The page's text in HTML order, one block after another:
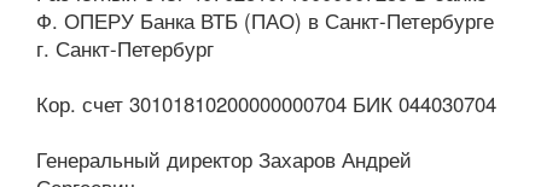
Ф. ОПЕРУ Банка ВТБ (ПАО) в Санкт-Петербурге
г. Санкт-Петербург
Кор. счет 30101810200000000704 БИК 044030704
Генеральный директор Захаров Андрей